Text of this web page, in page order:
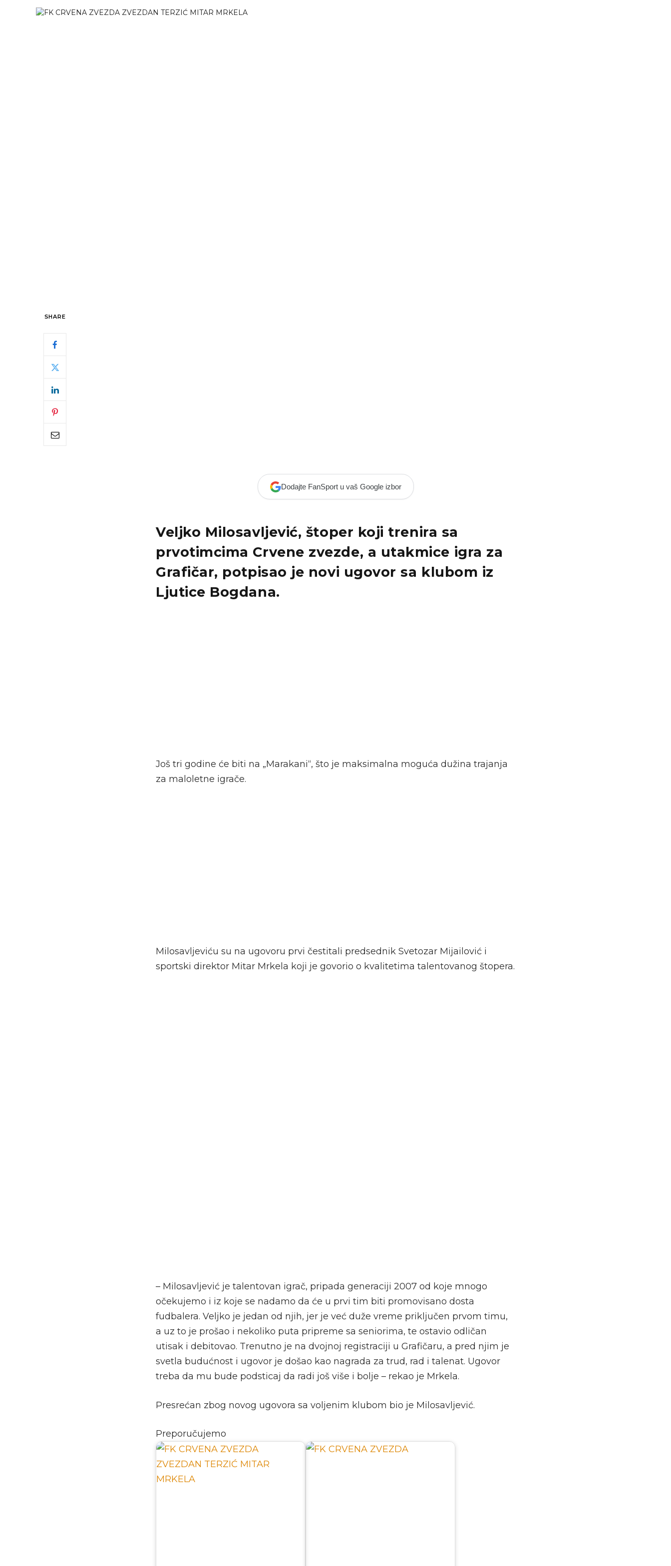
SHARE
Dodajte FanSport u vaš Google izbor
Veljko Milosavljević, štoper koji trenira sa
prvotimcima Crvene zvezde, a utakmice igra za
Grafičar, potpisao je novi ugovor sa klubom iz
Ljutice Bogdana.
Još tri godine će biti na „Marakani“, što je maksimalna moguća dužina trajanja
za maloletne igrače.
Milosavljeviću su na ugovoru prvi čestitali predsednik Svetozar Mijailović i
sportski direktor Mitar Mrkela koji je govorio o kvalitetima talentovanog štopera.
– Milosavljević je talentovan igrač, pripada generaciji 2007 od koje mnogo
očekujemo i iz koje se nadamo da će u prvi tim biti promovisano dosta
fudbalera. Veljko je jedan od njih, jer je već duže vreme priključen prvom timu,
a uz to je prošao i nekoliko puta pripreme sa seniorima, te ostavio odličan
utisak i debitovao. Trenutno je na dvojnoj registraciji u Grafičaru, a pred njim je
svetla budućnost i ugovor je došao kao nagrada za trud, rad i talenat. Ugovor
treba da mu bude podsticaj da radi još više i bolje – rekao je Mrkela.
Presrećan zbog novog ugovora sa voljenim klubom bio je Milosavljević.
Preporučujemo